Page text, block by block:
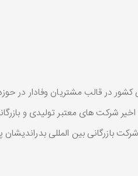
در قالب مشتریان وفادار در
شرکت های معتبر تولیدی و
بازرگانی بین المللی بدراندیشان